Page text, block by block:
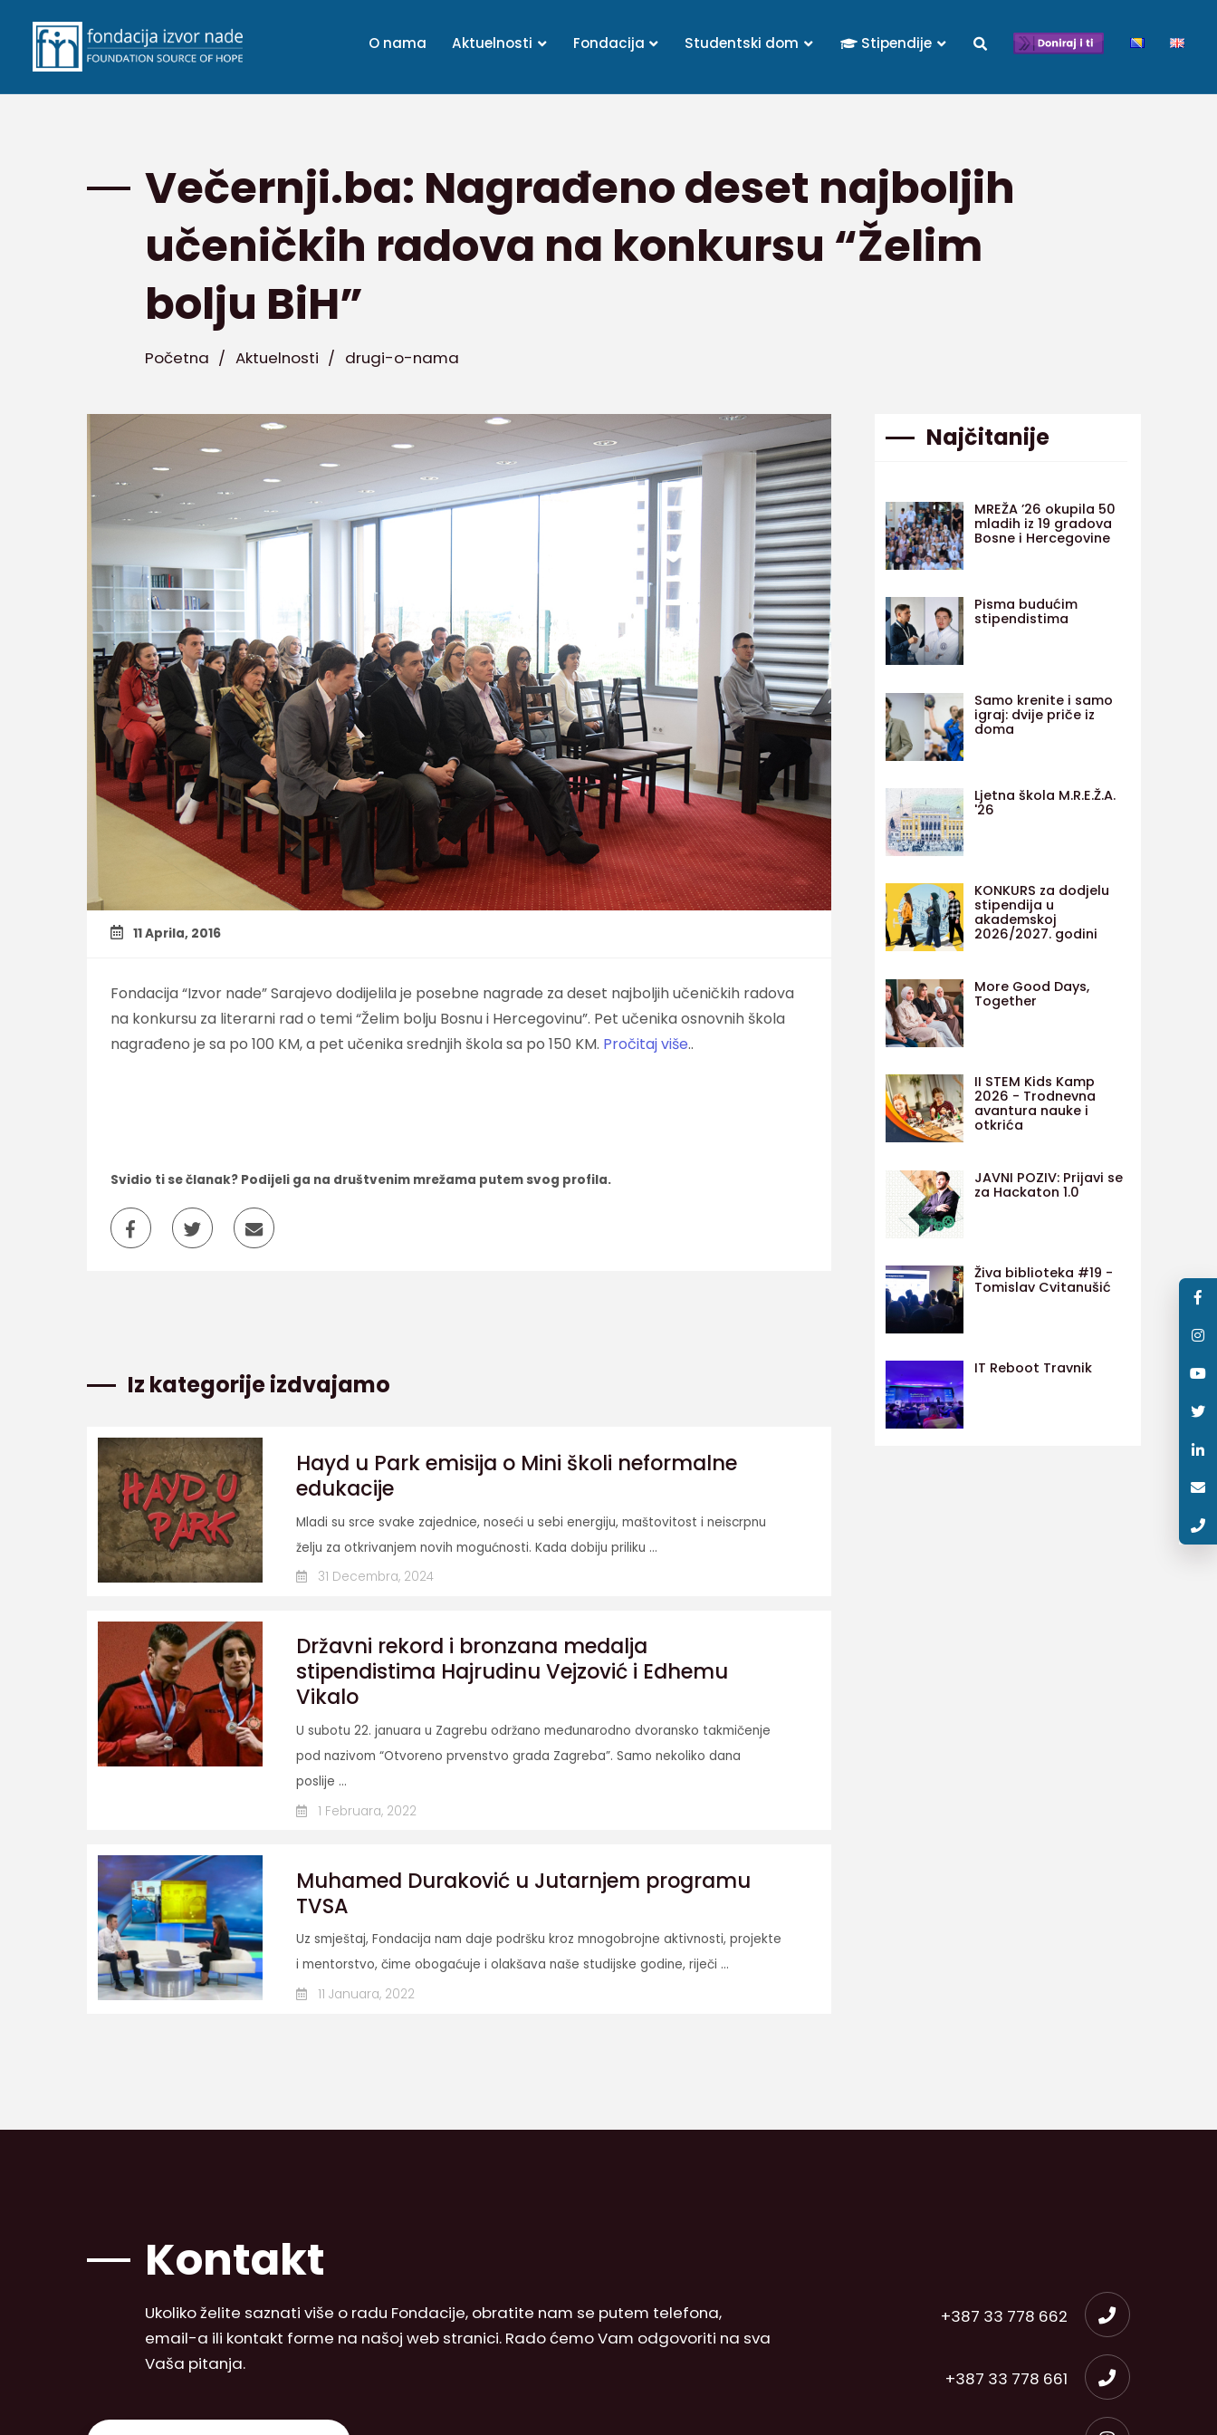
O nama Aktuelnosti Fondacija Studentski dom Stipendije
Večernji.ba: Nagrađeno deset najboljih
učeničkih radova na konkursu “Želim
bolju BiH”
Početna / Aktuelnosti / drugi-o-nama
11 Aprila, 2016
Fondacija “Izvor nade” Sarajevo dodijelila je posebne nagrade za deset najboljih učeničkih radova
na konkursu za literarni rad o temi “Želim bolju Bosnu i Hercegovinu”. Pet učenika osnovnih škola
nagrađeno je sa po 100 KM, a pet učenika srednjih škola sa po 150 KM. Pročitaj više..
Svidio ti se članak? Podijeli ga na društvenim mrežama putem svog profila.
Iz kategorije izdvajamo
Hayd u Park emisija o Mini školi neformalne
edukacije
Mladi su srce svake zajednice, noseći u sebi energiju, maštovitost i neiscrpnu
želju za otkrivanjem novih mogućnosti. Kada dobiju priliku ...
31 Decembra, 2024
Državni rekord i bronzana medalja
stipendistima Hajrudinu Vejzović i Edhemu
Vikalo
U subotu 22. januara u Zagrebu održano međunarodno dvoransko takmičenje
pod nazivom “Otvoreno prvenstvo grada Zagreba”. Samo nekoliko dana
poslije ...
1 Februara, 2022
Muhamed Duraković u Jutarnjem programu
TVSA
Uz smještaj, Fondacija nam daje podršku kroz mnogobrojne aktivnosti, projekte
i mentorstvo, čime obogaćuje i olakšava naše studijske godine, riječi ...
11 Januara, 2022
Najčitanije
MREŽA ’26 okupila 50
mladih iz 19 gradova
Bosne i Hercegovine
Pisma budućim
stipendistima
Samo krenite i samo
igraj: dvije priče iz
doma
Ljetna škola M.R.E.Ž.A.
'26
KONKURS za dodjelu
stipendija u
akademskoj
2026/2027. godini
More Good Days,
Together
II STEM Kids Kamp
2026 - Trodnevna
avantura nauke i
otkrića
JAVNI POZIV: Prijavi se
za Hackaton 1.0
Živa biblioteka #19 -
Tomislav Cvitanušić
IT Reboot Travnik
Kontakt
Ukoliko želite saznati više o radu Fondacije, obratite nam se putem telefona,
email-a ili kontakt forme na našoj web stranici. Rado ćemo Vam odgovoriti na sva
Vaša pitanja.
+387 33 778 662
+387 33 778 661